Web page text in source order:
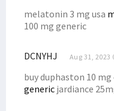
melatonin 3 mg usa
100 mg generic
DCNYHJ Aug 31, 2023
buy duphaston 10
generic jardiance